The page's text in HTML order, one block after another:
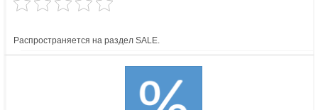
Распространяется на раздел SALE.